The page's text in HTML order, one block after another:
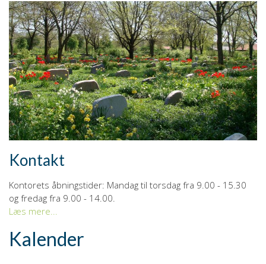
Kontakt
Kontorets åbningstider: Mandag til torsdag fra 9.00 - 15.30
og fredag fra 9.00 - 14.00.
Læs mere...
Kalender